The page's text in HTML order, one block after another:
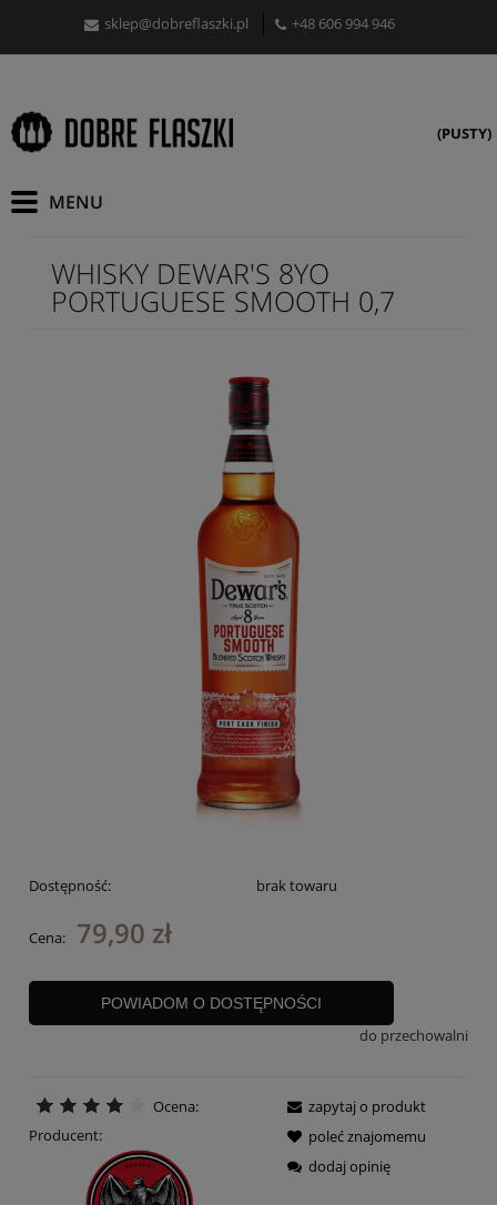
sklep@dobreflaszki.pl +48 606 994 946
(PUSTY)
WHISKY DEWAR'S 8YO
PORTUGUESE SMOOTH 0,7
Dostępność: brak towaru
Cena: 79,90 zł
POWIADOM O DOSTĘPNOŚCI
do przechowalni
Ocena:
Producent:
zapytaj o produkt
poleć znajomemu
dodaj opinię